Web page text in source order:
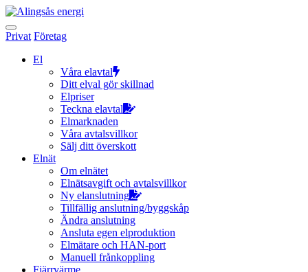
Hoppa
till
innehållet
Privat Företag
El
Våra elavtal
Ditt elval gör skillnad
Elpriser
Teckna elavtal
Elmarknaden
Våra avtalsvillkor
Sälj ditt överskott
Elnät
Om elnätet
Elnätsavgift och avtalsvillkor
Ny elanslutning
Tillfällig anslutning/byggskåp
Ändra anslutning
Ansluta egen elproduktion
Elmätare och HAN-port
Manuell frånkoppling
Fjärrvärme